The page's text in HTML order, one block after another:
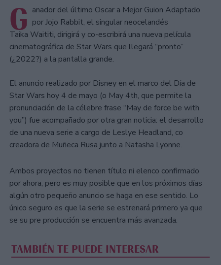
G anador del último Oscar a Mejor Guion Adaptado
por Jojo Rabbit, el singular neocelandés
Taika Waititi, dirigirá y co-escribirá una nueva película
cinematográfica de Star Wars que llegará “pronto”
(¿2022?) a la pantalla grande.
El anuncio realizado por Disney en el marco del Día de
Star Wars hoy 4 de mayo (o May 4th, que permite la
pronunciación de la célebre frase “May de force be with
you”) fue acompañado por otra gran noticia: el desarrollo
de una nueva serie a cargo de Leslye Headland, co
creadora de Muñeca Rusa junto a Natasha Lyonne.
Ambos proyectos no tienen título ni elenco confirmado
por ahora, pero es muy posible que en los próximos días
algún otro pequeño anuncio se haga en ese sentido. Lo
único seguro es que la serie se estrenará primero ya que
se su pre producción se encuentra más avanzada.
TAMBIÉN TE PUEDE INTERESAR